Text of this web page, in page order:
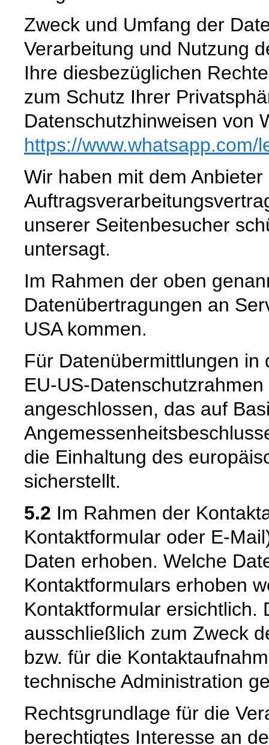
Zweck und Umfang der
Verarbeitung und Nutzung
Ihre diesbezüglichen
zum Schutz Ihrer
Datenschutzhinweisen von
https://www.whatsapp.com/
Wir haben mit dem Anbieter
unserer Seitenbesucher
untersagt.
Im Rahmen der oben
Datenübertragungen an
USA kommen.
Für Datenübermittlungen in
EU-US-
angeschlossen, das auf
die Einhaltung des
sicherstellt.
5.2 Im Rahmen der
Kontaktformular oder E-
Daten erhoben. Welche
Kontaktformulars erhoben
Kontaktformular ersichtlich.
ausschließlich zum Zweck
bzw. für die
technische Administration
Rechtsgrundlage für die
berechtigtes Interesse an